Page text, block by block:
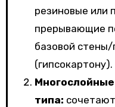
резиновые или
прерывающие
базовой стены/
(гипсокартону).
типа: